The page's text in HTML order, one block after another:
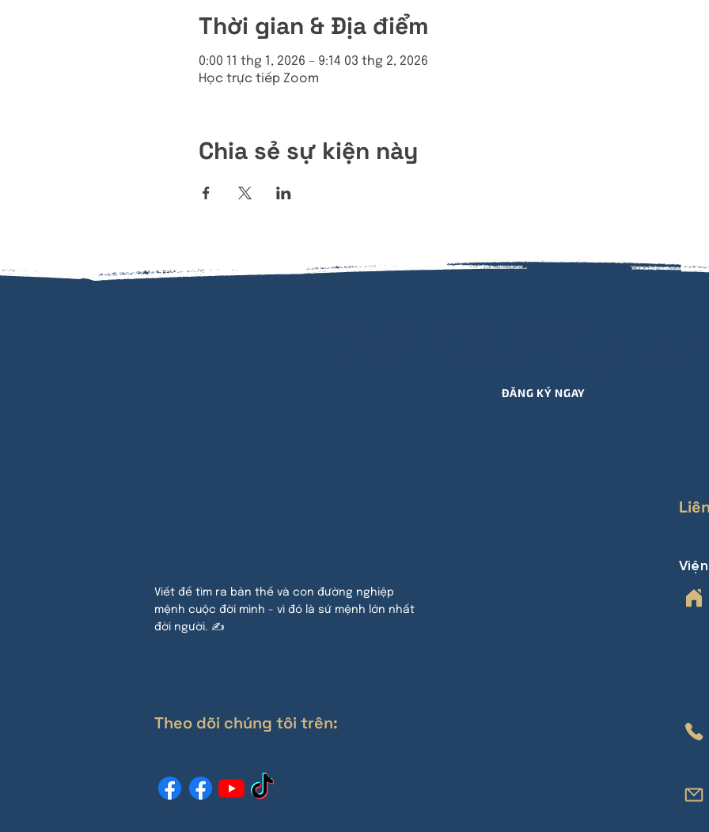
Thời gian & Địa điểm
0:00 11 thg 1, 2026 – 9:14 03 thg 2, 2026
Học trực tiếp Zoom
Chia sẻ sự kiện này
ĐĂNG KÝ NGAY
Viết để tìm ra bản thế và con đường nghiệp
mệnh cuộc đời mình - vì đó là sứ mệnh lớn nhất
đời người. ✍
Theo dõi chúng tôi trên: